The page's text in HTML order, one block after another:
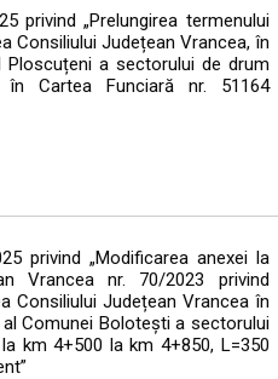
privind „Prelungirea termenului
Consiliului Județean Vrancea, în
Ploscuțeni a sectorului de drum
Cartea Funciară nr. 51164
privind „Modificarea anexei la
Vrancea nr. 70/2023 privind
Consiliului Județean Vrancea în
Comunei Bolotești a sectorului
km 4+500 la km 4+850, L=350